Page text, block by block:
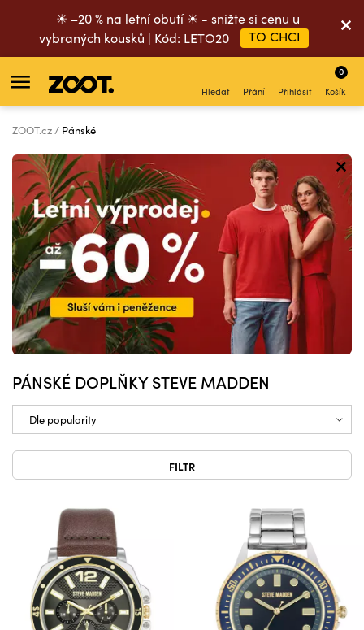
☀ –20 % na letní obutí ☀ - snižte si cenu u
vybraných kousků | Kód: LETO20
TO CHCI
Hledat Přání Přihlásit Košík
0
ZOOT.cz Pánské
PÁNSKÉ DOPLŇKY STEVE MADDEN
FILTR